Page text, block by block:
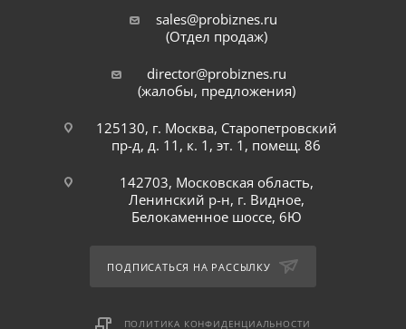
sales@probiznes.ru
(Отдел продаж)
director@probiznes.ru
(жалобы, предложения)
125130, г. Москва, Старопетровский
пр-д, д. 11, к. 1, эт. 1, помещ. 86
142703, Московская область,
Ленинский р-н, г. Видное,
Белокаменное шоссе, 6Ю
ПОДПИСАТЬСЯ НА РАССЫЛКУ
ПОЛИТИКА КОНФИДЕНЦИАЛЬНОСТИ